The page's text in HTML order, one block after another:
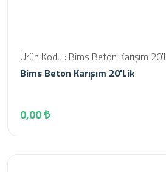
Ürün Kodu : Bims Beton Karışım
Bims Beton Karışım 20'lik
0,00 ₺